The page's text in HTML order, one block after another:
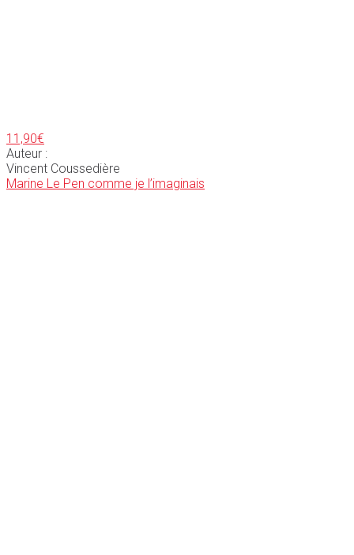
11,90€
Auteur :
Vincent Coussedière
Marine Le Pen comme je l’imaginais